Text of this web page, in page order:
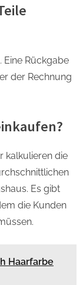
Eine Rückgabe
der Rechnung
kalkulieren die
Es gibt
die Kunden
Haarfarbe